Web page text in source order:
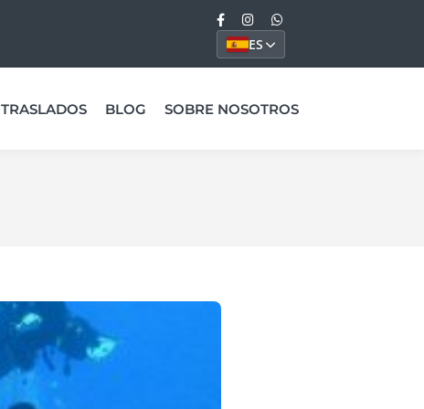
ES
TRASLADOS BLOG SOBRE NOSOTROS